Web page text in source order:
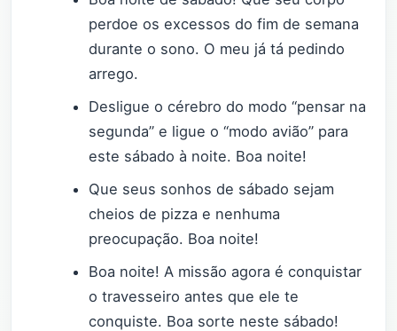
perdoe os excessos do fim de semana
durante o sono. O meu já tá pedindo
arrego.
Desligue o cérebro do modo “pensar na
segunda” e ligue o “modo avião” para
este sábado à noite. Boa noite!
Que seus sonhos de sábado sejam
cheios de pizza e nenhuma
preocupação. Boa noite!
Boa noite! A missão agora é conquistar
o travesseiro antes que ele te
conquiste. Boa sorte neste sábado!